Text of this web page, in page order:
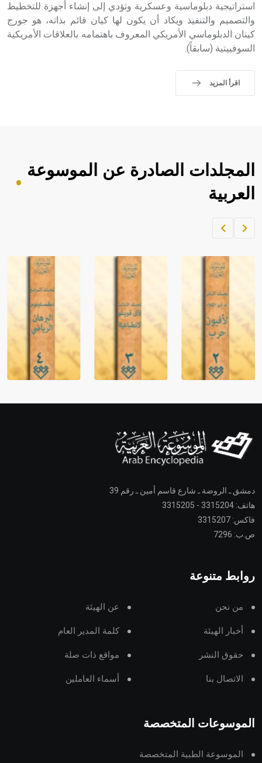
استراتيجية دبلوماسية وعسكرية وتؤدي إلى إنشاء أجهزة للتخطيط
والتصميم والتنفيذ ويكاد أن يكون لها كيان قائم بذاته، هو جورج
كينان الدبلوماسي الأمريكي المعروف باهتمامه بالعلاقات الأمريكية
السوفييتية (سابقاً).
اقرأ المزيد
المجلدات الصادرة عن الموسوعة
العربية
دمشق ـ الروضة ـ شارع قاسم أمين ـ رقم 39
هاتف: 3315204 - 3315205
فاكس: 3315207
ص.ب: 7296
روابط متنوعة
من نحن عن الهيئة
أخبار الهيئة كلمة المدير العام
حقوق النشر مواقع ذات صلة
الاتصال بنا أسماء العاملين
الموسوعات المتخصصة
الموسوعة الطبية المتخصصة